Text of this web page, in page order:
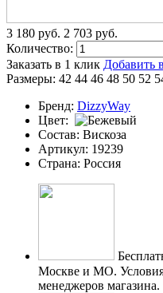
3 180 pуб. 2 703 pуб.
Количество:
Заказать в 1 клик Добавить
Размеры: 42 44 46 48 50 52
Бренд: DizzyWay
Цвет:
Состав: Вискоза
Артикул: 19239
Страна: Россия
Москве и МО. Условия
менеджеров магазина.